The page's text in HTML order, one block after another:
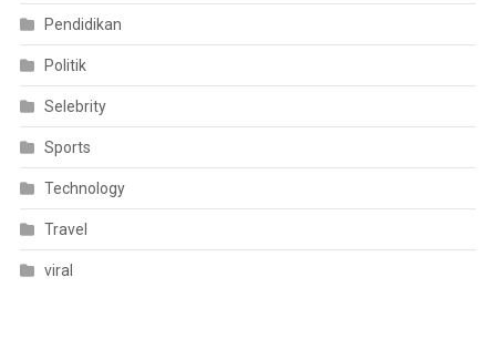
Pendidikan
Politik
Selebrity
Sports
Technology
Travel
viral